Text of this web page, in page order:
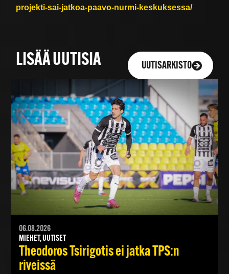
projekti-sai-jatkoa-paavo-nurmi-keskuksessa/
LISÄÄ UUTISIA UUTISARKISTO
06.08.2026
MIEHET, UUTISET
Theodoros Tsirigotis ei jatka TPS:n
riveissä